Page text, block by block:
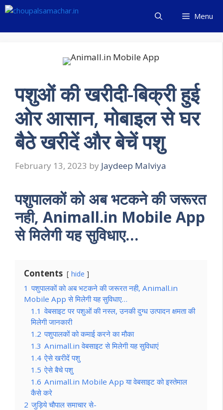
Skip
content
Menu
पशुओं की खरीदी-बिक्री हुई
ओर आसान, मोबाइल से घर
बैठे खरीदें और बेचें पशु
February 13, 2023 by Jaydeep Malviya
पशुपालकों को अब भटकने की जरूरत
नही, Animall.in Mobile App
से मिलेगी यह सुविधाए…
Contents hide
1 पशुपालकों को अब भटकने की जरूरत नही, Animall.in
Mobile App से मिलेगी यह सुविधाए…
1.1 वेबसाइट पर पशुओं की नस्ल, उनकी दुग्ध उत्पादन क्षमता की
मिलेगी जानकारी
1.2 पशुपालकों को कमाई करने का मौका
1.3 Animall.in वेबसाइट से मिलेगी यह सुविधाएं
1.4 ऐसे खरीदें पशु
1.5 ऐसे बैचे पशु
1.6 Animall.in Mobile App या वेबसाइट को इस्तेमाल
कैसे करे
2 जुड़िये चौपाल समाचार से-